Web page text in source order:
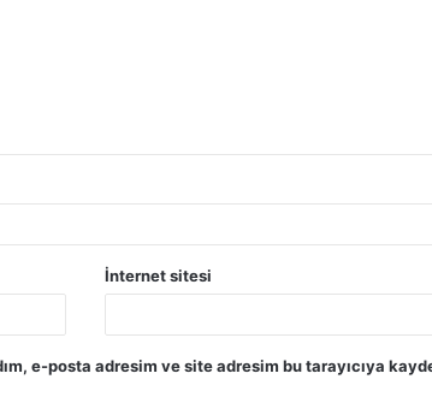
İnternet sitesi
e-posta adresim ve site adresim bu tarayıcıya